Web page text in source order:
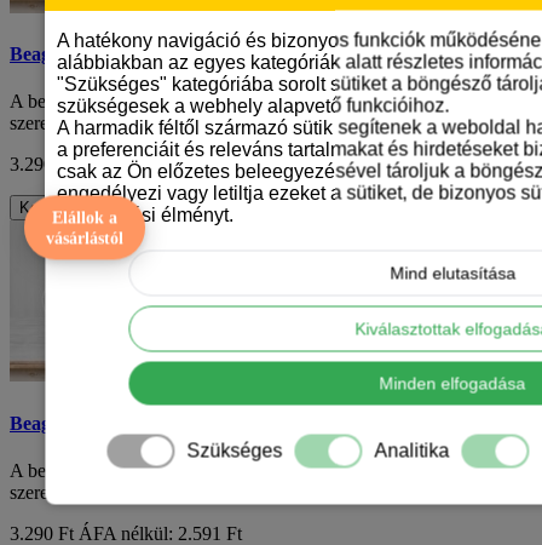
Beagle kölyök mintás bögre
A beagle kölyök mintás bögre az ideális választás azoknak, akik
szeretik ezt a különleges kutyafajtá..
3.290 FtÁFA nélkül: 2.591 Ft
Kosárba
Beagle kölyök mintás bögre
A beagle kölyök mintás bögre az ideális választás azoknak, akik
szeretik ezt a különleges kutyafajtá..
3.290 Ft ÁFA nélkül: 2.591 Ft
Elállok a
vásárlástól
A hatékony navigáció és bizonyos funkciók
alábbiakban az egyes kategóriák alatt részletes
"Szükséges" kategóriába sorolt sütiket a böngésző
szükségesek a webhely alapvető funkcióihoz.
A harmadik féltől származó sütik segítenek a weboldal
a preferenciáit és releváns tartalmakat és hirdetéseket
csak az Ön előzetes beleegyezésével tároljuk a
engedélyezi vagy letiltja ezeket a sütiket, de bizonyos
böngészési élményt.
Mind elutasítása
Kiválasztottak
Minden elfogadása
Szükséges Analitika